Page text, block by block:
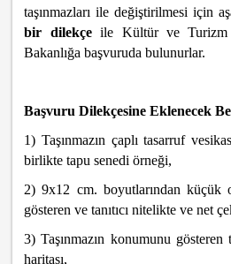
taşınmazları ile değiştirilmesi için
bir dilekçeile Kültür ve Turizm
Bakanlığa başvuruda bulunurlar.
Başvuru Dilekçesine Eklenecek
1) Taşınmazın çaplı tasarruf
birlikte tapu senedi örneği,
2) 9x12 cm. boyutlarından küçük
gösteren ve tanıtıcı nitelikte ve net
3) Taşınmazın konumunu
haritası,